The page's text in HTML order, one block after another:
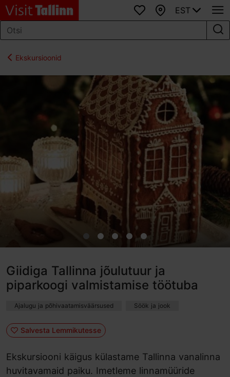
Lemmikud
Kaart
EST
Ekskursioonid
Giidiga Tallinna jõulutuur ja
piparkoogi valmistamise töötuba
Ajalugu ja põhivaatamisväärsused Söök ja jook
Salvesta Lemmikutesse
Ekskursiooni käigus külastame Tallinna vanalinna
huvitavamaid paiku. Imetleme linnamüüride